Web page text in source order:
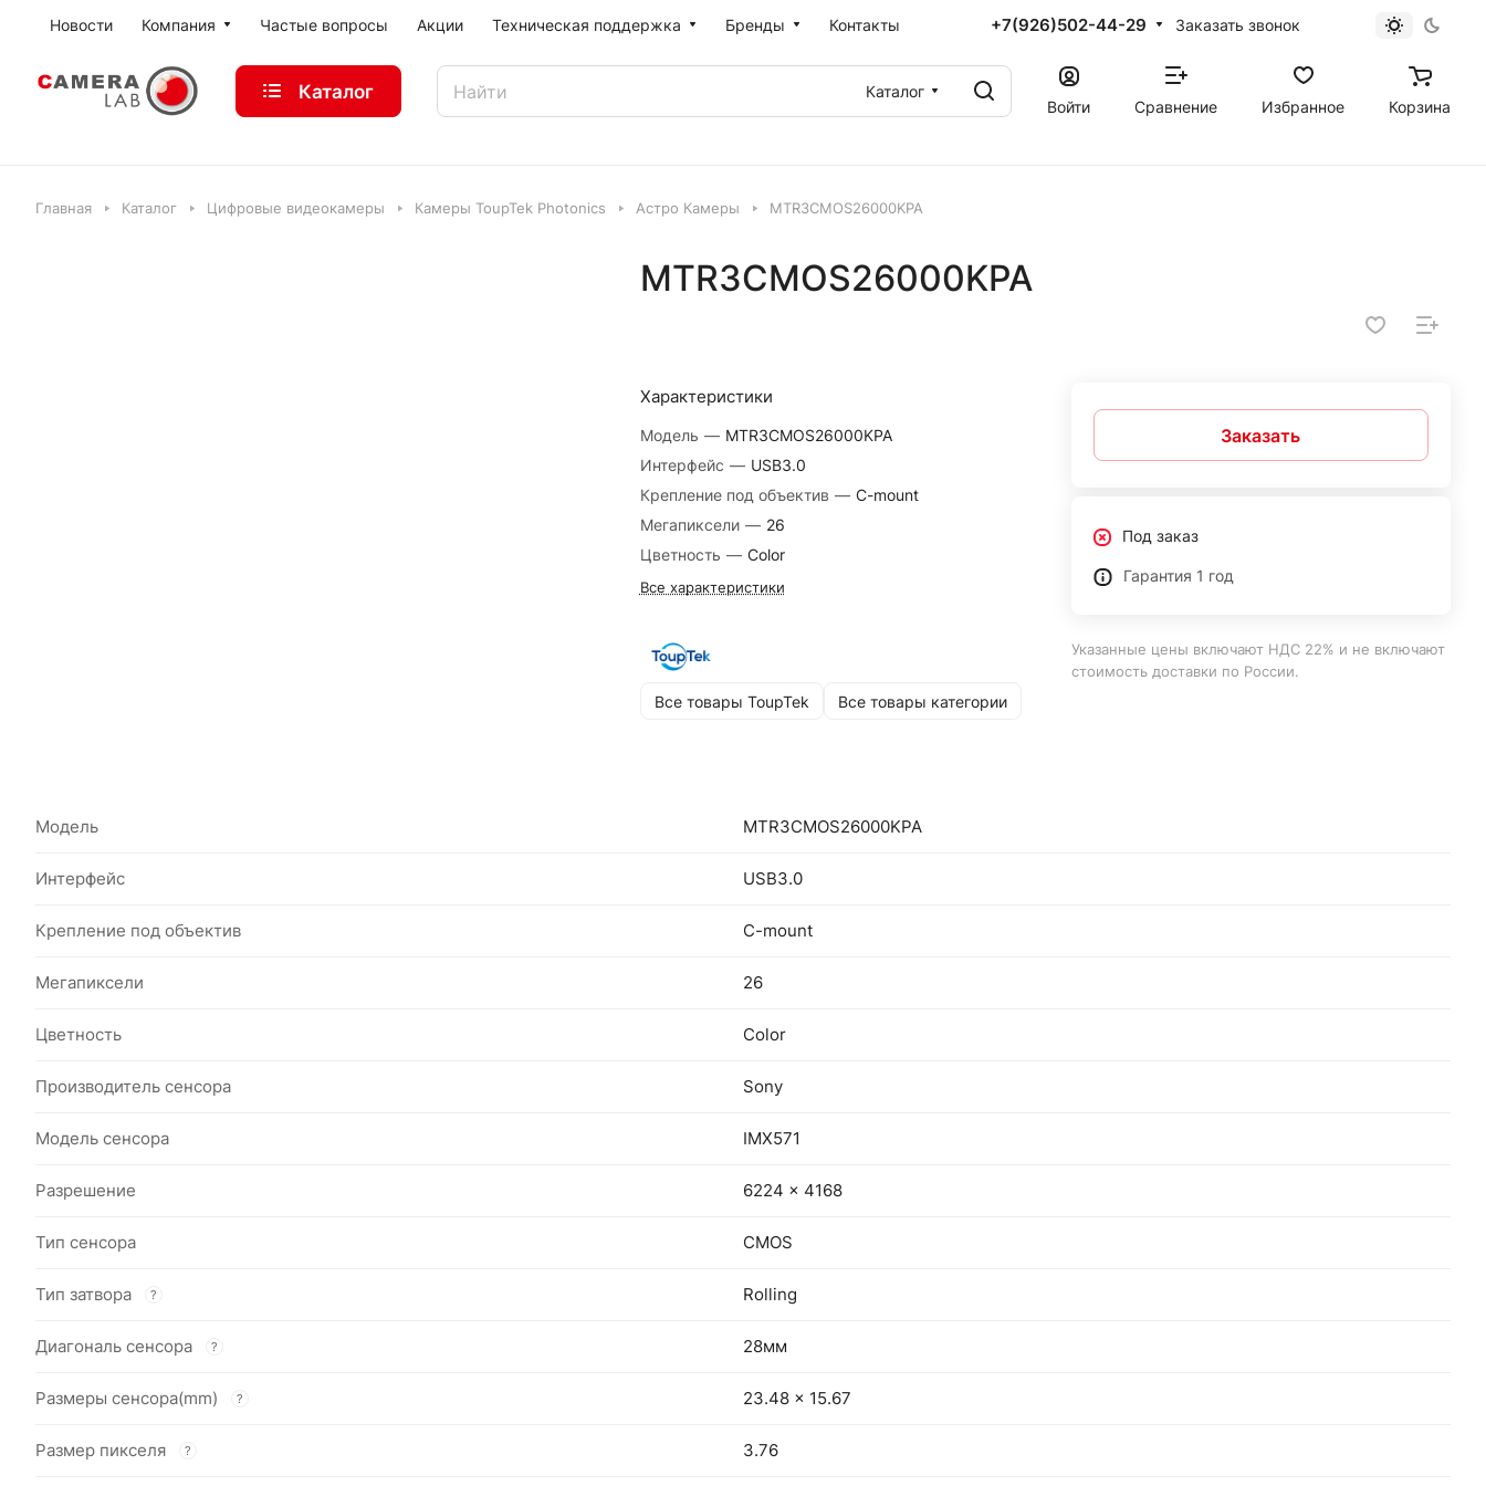
Новости Компания Частые вопросы Акции Техническая поддержка Бренды Контакты +7(926)502-44-29 Заказать звонок
Каталог
Каталог
Войти
Сравнение Избранное Корзина
Главная Каталог Цифровые видеокамеры Камеры ToupTek Photonics Астро Камеры MTR3CMOS26000KPA
MTR3CMOS26000KPA
Характеристики
Модель — MTR3CMOS26000KPA
Интерфейс — USB3.0
Крепление под объектив — C-mount
Мегапиксели — 26
Цветность — Color
Все характеристики
Все товары ToupTek Все товары категории
Заказать
Под заказ
Гарантия 1 год
Указанные цены включают НДС 22% и не включают
стоимость доставки по России.
Модель MTR3CMOS26000KPA
Интерфейс USB3.0
Крепление под объектив C-mount
Мегапиксели 26
Цветность Color
Производитель сенсора Sony
Модель сенсора IMX571
Разрешение 6224 × 4168
Тип сенсора CMOS
Тип затвора ? Rolling
Диагональ сенсора ? 28мм
Размеры сенсора(mm) ? 23.48 × 15.67
Размер пикселя ? 3.76